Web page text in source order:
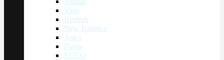
Vans
Reebok
New Balance
Asics
Puma
ECCO